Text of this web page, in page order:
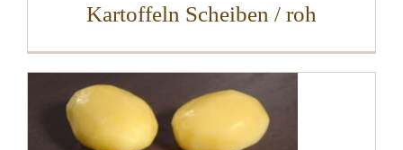
Kartoffeln Scheiben / roh